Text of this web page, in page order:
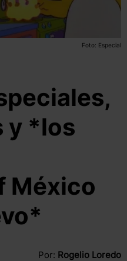
Foto: Especial
y *los
México
Por: Rogelio Loredo